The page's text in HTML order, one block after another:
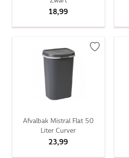
18,99
Afvalbak Mistral Flat 50
Liter Curver
23,99